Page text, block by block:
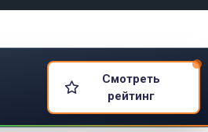
Смотреть
рейтинг